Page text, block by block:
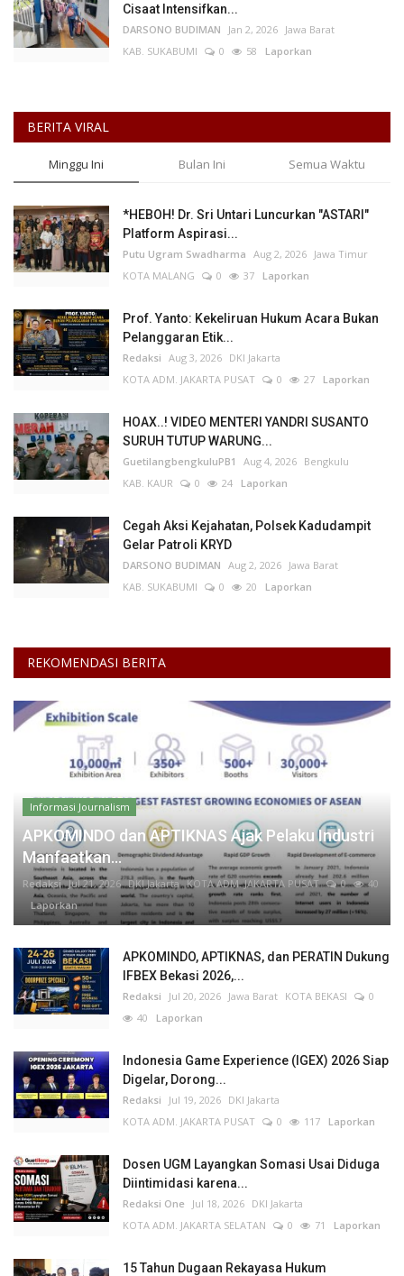
Cisaat Intensifkan...
DARSONO BUDIMAN Jan 2, 2026 Jawa Barat
KAB. SUKABUMI
0 58 Laporkan
BERITA VIRAL
Minggu Ini Bulan Ini Semua Waktu
*HEBOH! Dr. Sri Untari Luncurkan "ASTARI"
Platform Aspirasi...
Putu Ugram Swadharma Aug 2, 2026 Jawa Timur
KOTA MALANG
0 37 Laporkan
Prof. Yanto: Kekeliruan Hukum Acara Bukan
Pelanggaran Etik...
Redaksi Aug 3, 2026 DKI Jakarta
KOTA ADM. JAKARTA PUSAT
0 27 Laporkan
HOAX..! VIDEO MENTERI YANDRI SUSANTO
SURUH TUTUP WARUNG...
GuetilangbengkuluPB1 Aug 4, 2026 Bengkulu
KAB. KAUR
0 24 Laporkan
Cegah Aksi Kejahatan, Polsek Kadudampit
Gelar Patroli KRYD
DARSONO BUDIMAN Aug 2, 2026 Jawa Barat
KAB. SUKABUMI
0 20 Laporkan
REKOMENDASI BERITA
Informasi Journalism
APKOMINDO dan APTIKNAS Ajak Pelaku Industri
Manfaatkan...
Redaksi Jul 21, 2026 DKI Jakarta KOTA ADM. JAKARTA PUSAT 0
40
Laporkan
APKOMINDO, APTIKNAS, dan PERATIN Dukung
IFBEX Bekasi 2026,...
Redaksi Jul 20, 2026 Jawa Barat KOTA BEKASI
0
40 Laporkan
Indonesia Game Experience (IGEX) 2026 Siap
Digelar, Dorong...
Redaksi Jul 19, 2026 DKI Jakarta
KOTA ADM. JAKARTA PUSAT
0 117 Laporkan
Dosen UGM Layangkan Somasi Usai Diduga
Diintimidasi karena...
Redaksi One Jul 18, 2026 DKI Jakarta
KOTA ADM. JAKARTA SELATAN
0 71 Laporkan
15 Tahun Dugaan Rekayasa Hukum